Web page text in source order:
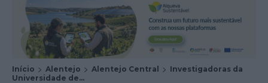
Início Alentejo Alentejo Central
Investigadoras da
Universidade de...